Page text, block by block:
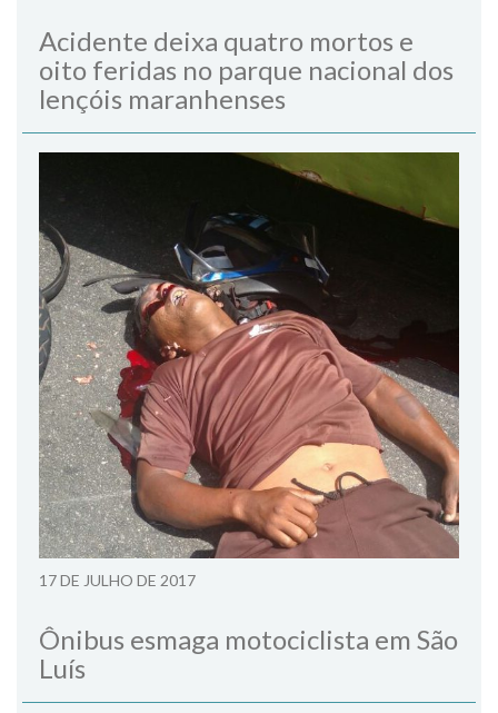
Acidente deixa quatro mortos e
oito feridas no parque nacional dos
lençóis maranhenses
17 DE JULHO DE 2017
Ônibus esmaga motociclista em São
Luís